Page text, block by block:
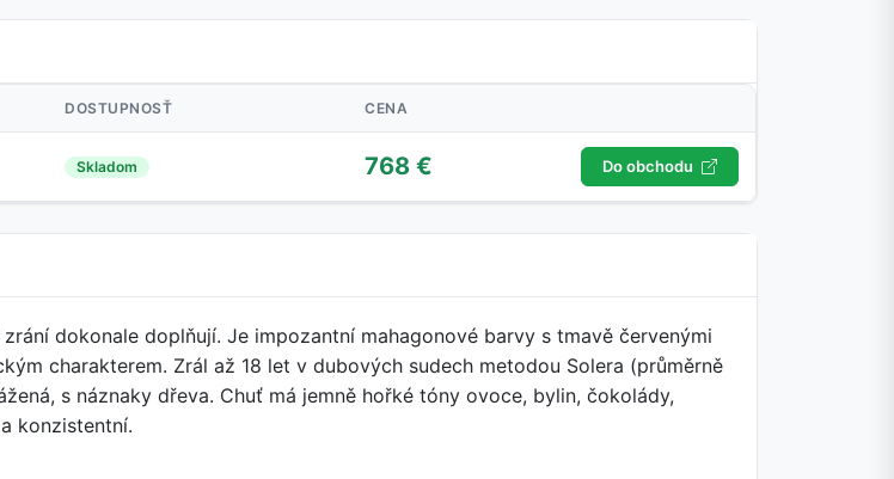
DOSTUPNOSŤ CENA
Skladom 768 € Do obchodu
dokonale doplňují. Je impozantní mahagonové barvy s tmavě červenými
charakterem. Zrál až 18 let v dubových sudech metodou Solera (průměrně
s náznaky dřeva. Chuť má jemně hořké tóny ovoce, bylin, čokolády,
konzistentní.